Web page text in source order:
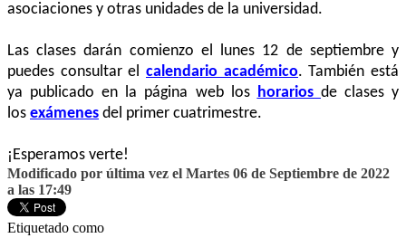
asociaciones y otras unidades de la universidad.
Las clases darán comienzo el lunes 12 de septiembre y
puedes consultar el calendario académico. También está
ya publicado en la página web los horarios de clases y
los exámenes del primer cuatrimestre.
¡Esperamos verte!
Modificado por última vez el Martes 06 de Septiembre de 2022
a las 17:49
Etiquetado como